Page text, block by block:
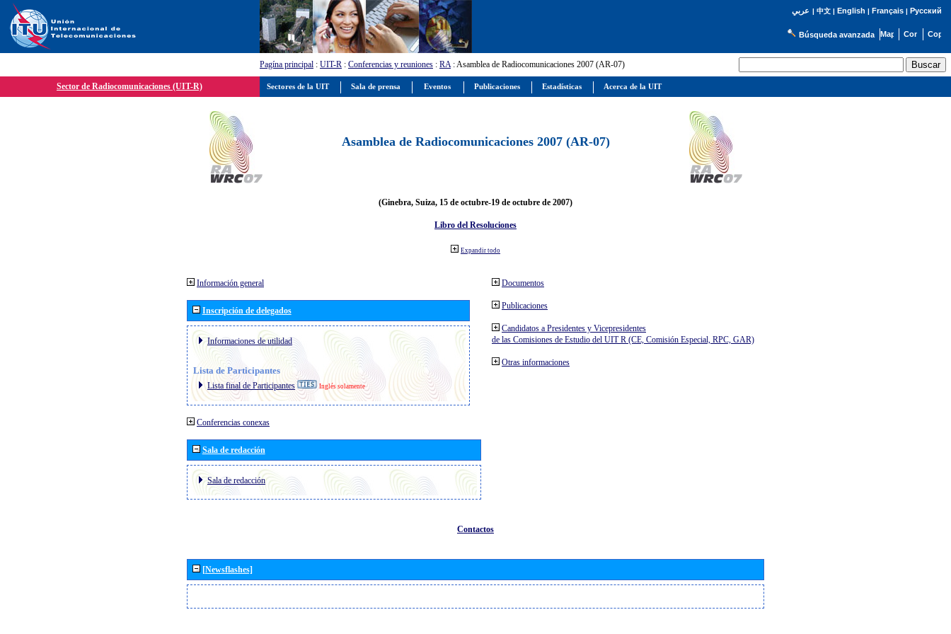
عربي | 中文| English | Français| Русский
Búsqueda avanzada
Pagína principal : UIT-R : Conferencias y reuniones : RA: Asamblea de Radiocomunicaciones 2007 (AR-07)
Sector de Radiocomunicaciones (UIT-R)
Asamblea de Radiocomunicaciones 2007 (AR-07)
(Ginebra, Suiza, 15 de octubre-19 de octubre de 2007)
Libro del Resoluciones
Expandir todo
Información general
Inscripción de delegados
Informaciones de utilidad
Lista de Participantes
Lista final de Participantes Inglés solamente
Conferencias conexas
Sala de redacción
Sala de redacción
Documentos
Publicaciones
Candidatos a Presidentes y Vicepresidentes
de las Comisiones de Estudio del UIT R (CE, Comisión Especial, RPC, GAR)
Otras informaciones
Contactos
[Newsflashes]
Sectores de la UIT Sala de prensa Eventos Publicaciones Estadísticas Acerca de la UIT